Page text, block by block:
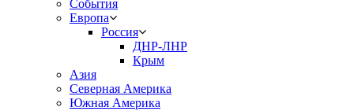
События
Европа
Россия
ДНР-ЛНР
Крым
Азия
Северная Америка
Южная Америка